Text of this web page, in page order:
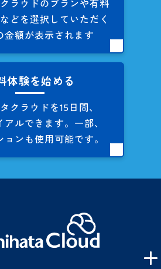
ラウドのプランや有料
どを選択していただく
金額が表示されます
体験を始める
クラウドを15日間、
ルできます。 一部、
ョンも使用可能です。